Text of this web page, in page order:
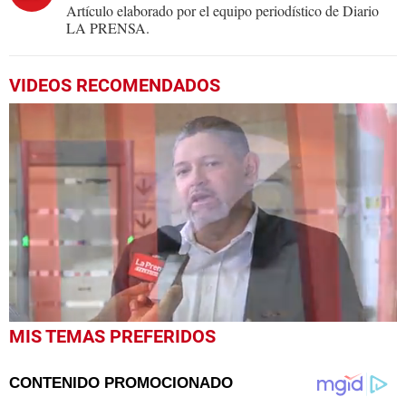
Artículo elaborado por el equipo periodístico de Diario
LA PRENSA.
VIDEOS RECOMENDADOS
0
seconds
minute,
MIS TEMAS PREFERIDOS